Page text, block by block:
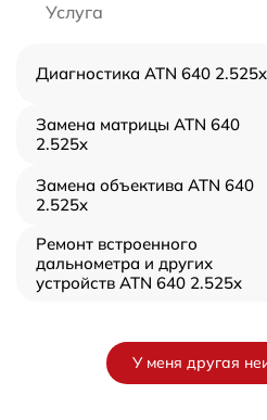
Услуга
Диагностика ATN 640 2.525x
Замена матрицы ATN 640
2.525x
Замена объектива ATN 640
2.525x
Ремонт встроенного
дальнометра и других
устройств ATN 640 2.525x
У меня другая